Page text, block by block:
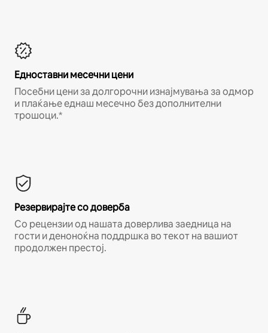
Едноставни месечни цени
Посебни цени за долгорочни изнајмувања за одмор
и плаќање еднаш месечно без дополнителни
трошоци.*
Резервирајте со доверба
Со рецензии од нашата доверлива заедница на
гости и деноноќна поддршка во текот на вашиот
продолжен престој.